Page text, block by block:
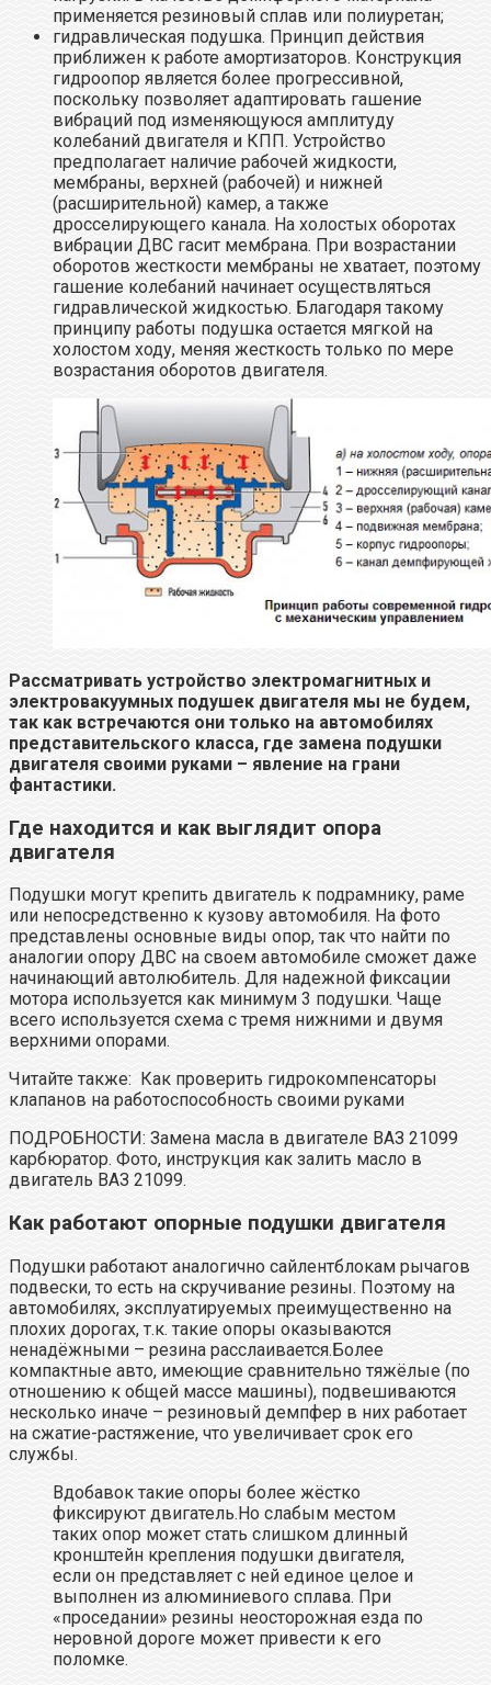
применяется резиновый сплав или полиуретан;
гидравлическая подушка. Принцип действия
приближен к работе амортизаторов. Конструкция
гидроопор является более прогрессивной,
поскольку позволяет адаптировать гашение
вибраций под изменяющуюся амплитуду
колебаний двигателя и КПП. Устройство
предполагает наличие рабочей жидкости,
мембраны, верхней (рабочей) и нижней
(расширительной) камер, а также
дросселирующего канала. На холостых оборотах
вибрации ДВС гасит мембрана. При возрастании
оборотов жесткости мембраны не хватает, поэтому
гашение колебаний начинает осуществляться
гидравлической жидкостью. Благодаря такому
принципу работы подушка остается мягкой на
холостом ходу, меняя жесткость только по мере
возрастания оборотов двигателя.
Рассматривать устройство электромагнитных и
электровакуумных подушек двигателя мы не будем,
так как встречаются они только на автомобилях
представительского класса, где замена подушки
двигателя своими руками – явление на грани
фантастики.
Где находится и как выглядит опора
двигателя
Подушки могут крепить двигатель к подрамнику, раме
или непосредственно к кузову автомобиля. На фото
представлены основные виды опор, так что найти по
аналогии опору ДВС на своем автомобиле сможет даже
начинающий автолюбитель. Для надежной фиксации
мотора используется как минимум 3 подушки. Чаще
всего используется схема с тремя нижними и двумя
верхними опорами.
Читайте также: Как проверить гидрокомпенсаторы
клапанов на работоспособность своими руками
ПОДРОБНОСТИ: Замена масла в двигателе ВАЗ 21099
карбюратор. Фото, инструкция как залить масло в
двигатель ВАЗ 21099.
Как работают опорные подушки двигателя
Подушки работают аналогично сайлентблокам рычагов
подвески, то есть на скручивание резины. Поэтому на
автомобилях, эксплуатируемых преимущественно на
плохих дорогах, т.к. такие опоры оказываются
ненадёжными – резина расслаивается.Более
компактные авто, имеющие сравнительно тяжёлые (по
отношению к общей массе машины), подвешиваются
несколько иначе – резиновый демпфер в них работает
на сжатие-растяжение, что увеличивает срок его
службы.
Вдобавок такие опоры более жёстко
фиксируют двигатель.Но слабым местом
таких опор может стать слишком длинный
кронштейн крепления подушки двигателя,
если он представляет с ней единое целое и
выполнен из алюминиевого сплава. При
«проседании» резины неосторожная езда по
неровной дороге может привести к его
поломке.